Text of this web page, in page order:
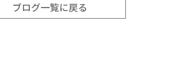
ブログ一覧に戻る